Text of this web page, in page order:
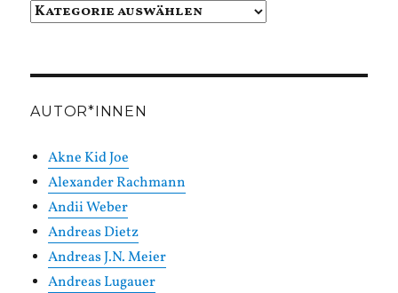
Beiträge
AUTOR*INNEN
Akne Kid Joe
Alexander Rachmann
Andii Weber
Andreas Dietz
Andreas J.N. Meier
Andreas Lugauer